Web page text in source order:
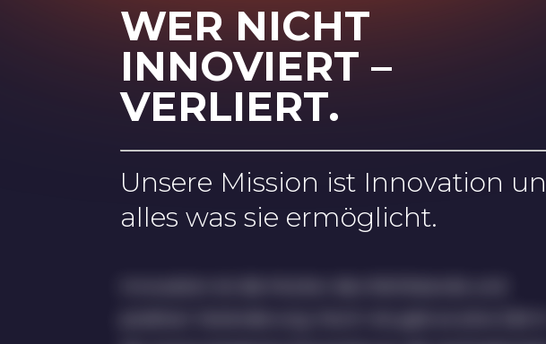
WER NICHT
INNOVIERT –
VERLIERT.
Unsere Mission ist Innovation
alles was sie ermöglicht.